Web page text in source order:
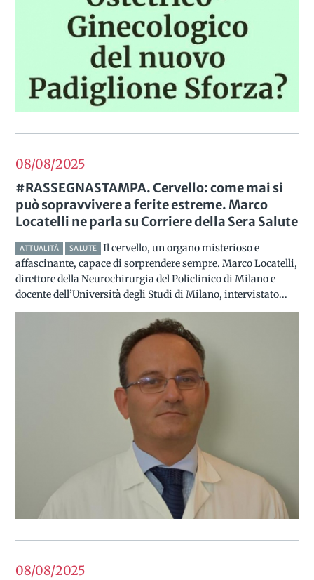
08/082025
#RASSEGNASTAMPA. Cervello: come mai si
può sopravvivere a ferite estreme. Marco
Locatelli ne parla su Corriere della Sera Salute
ATTUALITÀ SALUTE
Il cervello, un organo misterioso e
affascinante, capace di sorprendere sempre. Marco Locatelli,
direttore della Neurochirurgia del Policlinico di Milano e
docente dell’Università degli Studi di Milano, intervistato...
08/082025